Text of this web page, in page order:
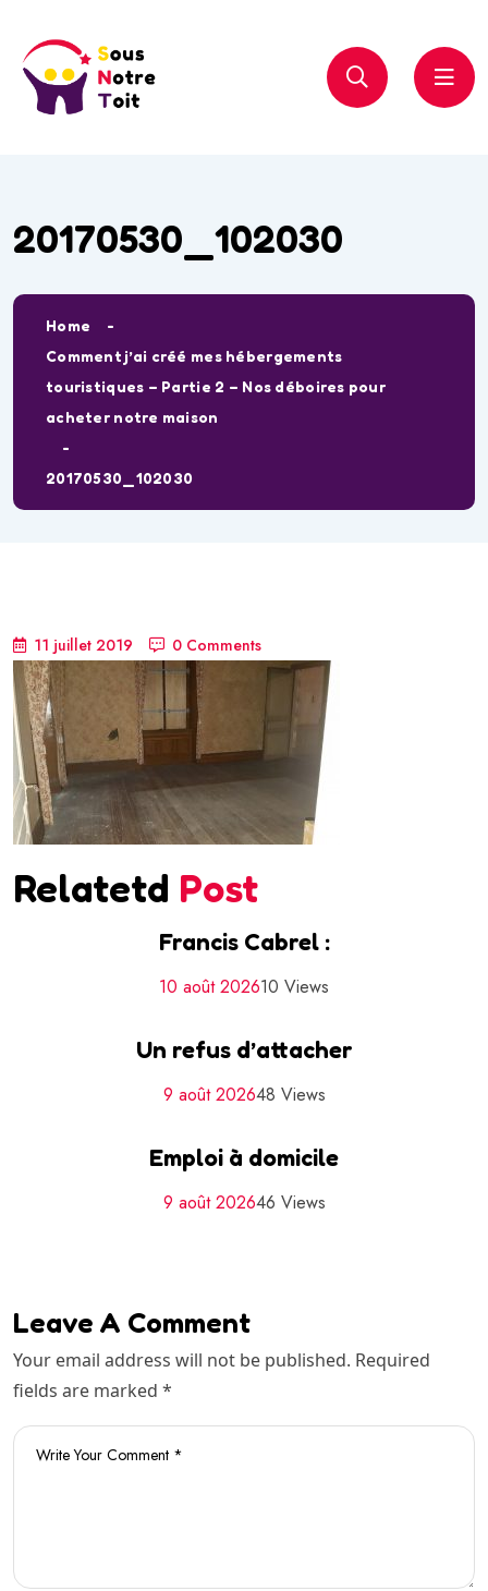
20170530_102030
Home
Comment j’ai créé mes hébergements
touristiques – Partie 2 – Nos déboires pour
acheter notre maison
20170530_102030
11 juillet 2019 0 Comments
Relatetd Post
Francis Cabrel :
10 août 202610 Views
Un refus d’attacher
9 août 202648 Views
Emploi à domicile
9 août 202646 Views
Leave A Comment
Your email address will not be published. Required
fields are marked *